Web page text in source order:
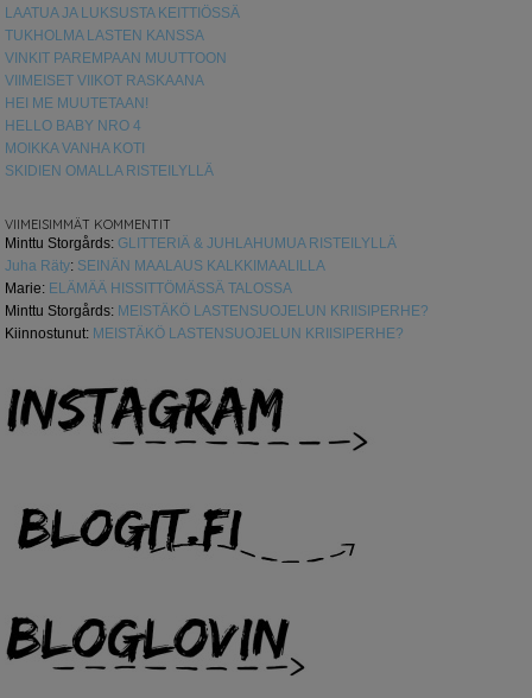
LAATUA JA LUKSUSTA KEITTIÖSSÄ
TUKHOLMA LASTEN KANSSA
VINKIT PAREMPAAN MUUTTOON
VIIMEISET VIIKOT RASKAANA
HEI ME MUUTETAAN!
HELLO BABY NRO 4
MOIKKA VANHA KOTI
SKIDIEN OMALLA RISTEILYLLÄ
VIIMEISIMMÄT KOMMENTIT
Minttu Storgårds: GLITTERIÄ & JUHLAHUMUA RISTEILYLLÄ
Juha Räty: SEINÄN MAALAUS KALKKIMAALILLA
Marie: ELÄMÄÄ HISSITTÖMÄSSÄ TALOSSA
Minttu Storgårds: MEISTÄKÖ LASTENSUOJELUN KRIISIPERHE?
Kiinnostunut: MEISTÄKÖ LASTENSUOJELUN KRIISIPERHE?